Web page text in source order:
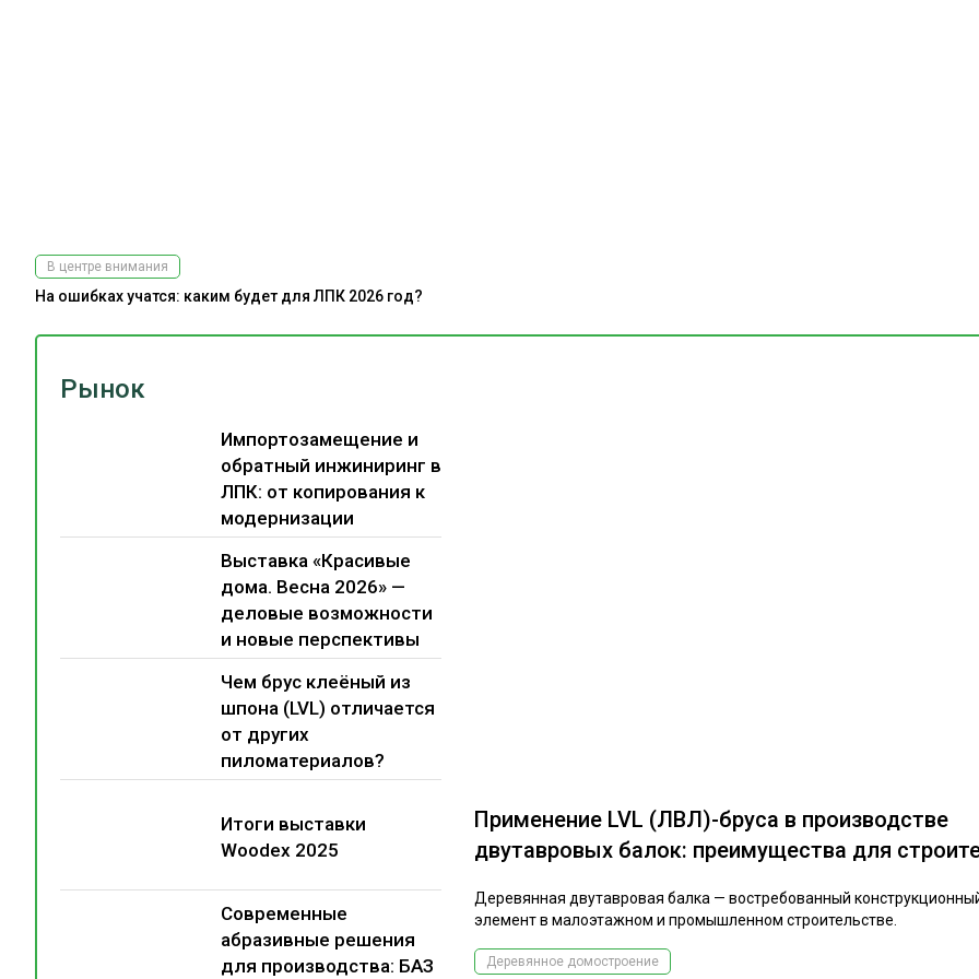
Рынок
Импортозамещение и
обратный инжиниринг в
ЛПК: от копирования к
модернизации
Выставка «Красивые
дома. Весна 2026» —
деловые возможности
и новые перспективы
Чем брус клеёный из
шпона (LVL) отличается
от других
пиломатериалов?
Итоги выставки
Woodex 2025
Современные
абразивные решения
для производства: БАЗ
Применение LVL (ЛВЛ)-бруса в производстве
двутавровых балок: преимущества для
Деревянная двутавровая балка — востребованный
элемент в малоэтажном и промышленном строительстве.
Деревянное домостроение
В центре внимания
На ошибках учатся: каким будет для ЛПК 2026 год?